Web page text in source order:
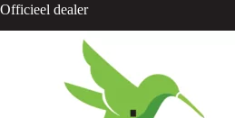
Officieel dealer